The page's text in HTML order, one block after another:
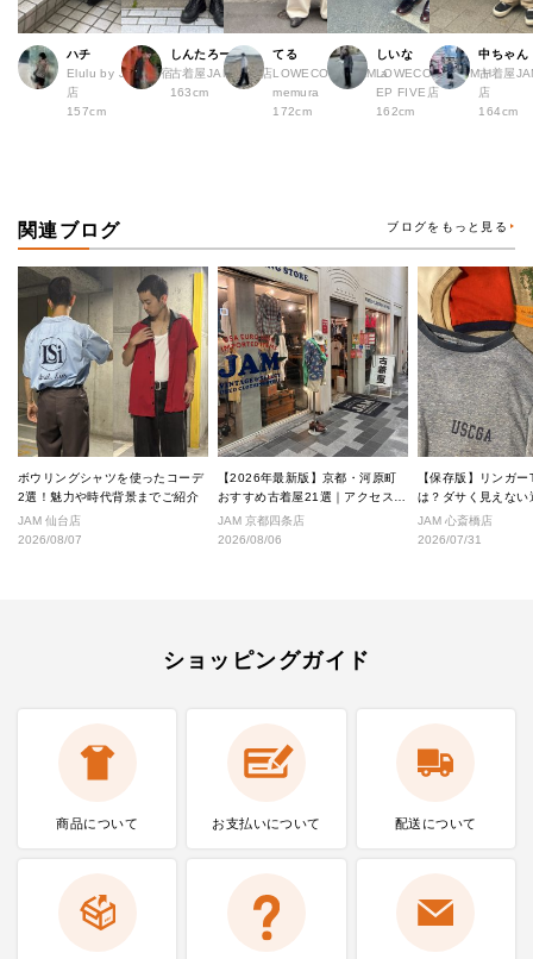
ハチ
Elulu by JAM 原宿
店
157cm
しんたろー
古着屋JAM 仙台店
163cm
てる
LOWECO by JAM a
memura
172cm
しいな
LOWECO by JAM H
EP FIVE店
162cm
中ちゃん
古着屋
店
164cm
関連ブログ ブログをもっと見る
ボウリングシャツを使ったコーデ
2選！魅力や時代背景までご紹介
JAM 仙台店
2026/08/07
【2026年最新版】京都・河原町
おすすめ古着屋21選｜アクセス良
好な絶対行くべきショップ厳選！
JAM 京都四条店
2026/08/06
【保存版】リンガ
は？ダサく見えない
なし完全ガイド
JAM 心斎橋店
2026/07/31
ショッピングガイド
商品について お支払いについて 配送について